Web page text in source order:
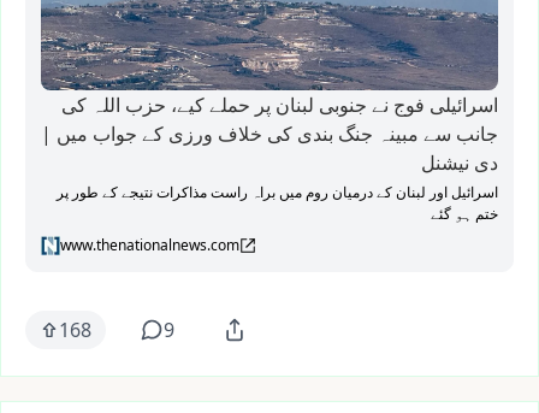
اسرائیلی فوج نے جنوبی لبنان پر حملے کیے، حزب اللہ کی
جانب سے مبینہ جنگ بندی کی خلاف ورزی کے جواب میں |
دی نیشنل
اسرائیل اور لبنان کے درمیان روم میں براہ راست مذاکرات نتیجے کے طور پر
ختم ہو گئے
www.thenationalnews.com
168 9